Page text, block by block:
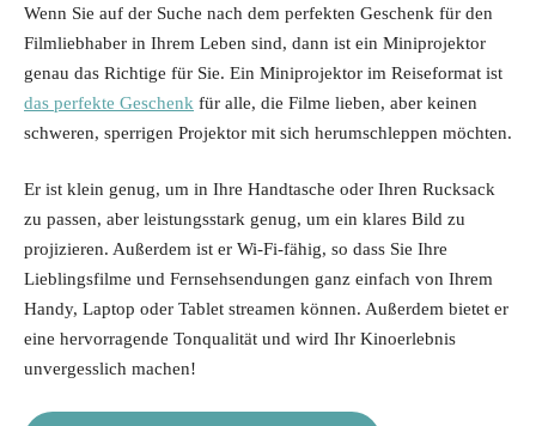
Wenn Sie auf der Suche nach dem perfekten Geschenk für den
Filmliebhaber in Ihrem Leben sind, dann ist ein Miniprojektor
genau das Richtige für Sie. Ein Miniprojektor im Reiseformat ist
das perfekte Geschenk für alle, die Filme lieben, aber keinen
schweren, sperrigen Projektor mit sich herumschleppen möchten.
Er ist klein genug, um in Ihre Handtasche oder Ihren Rucksack
zu passen, aber leistungsstark genug, um ein klares Bild zu
projizieren. Außerdem ist er Wi-Fi-fähig, so dass Sie Ihre
Lieblingsfilme und Fernsehsendungen ganz einfach von Ihrem
Handy, Laptop oder Tablet streamen können. Außerdem bietet er
eine hervorragende Tonqualität und wird Ihr Kinoerlebnis
unvergesslich machen!